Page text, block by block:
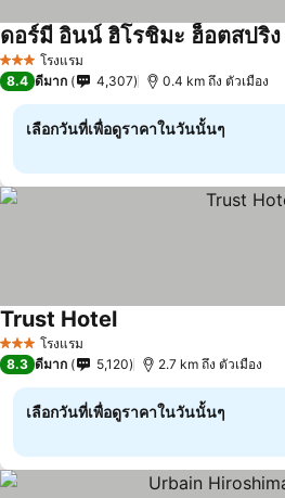
3 ดาว โรงแรม
ดอร์มี อินน์ ฮิโรชิมะ ฮ็อตสปริง
8.4 ดีมาก 4,307 0.4 km ถึง ตัวเมือง
เลือกวันที่เพื่อดูราคาในวันนั้นๆ
3 ดาว โรงแรม
Trust Hotelดูราคา
8.3 ดีมาก 5,120 2.7 km ถึง ตัวเมือง
เลือกวันที่เพื่อดูราคาในวันนั้นๆ